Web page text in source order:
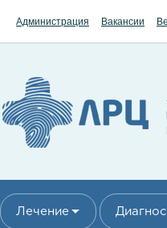
Администрация Вакансии
Лечение